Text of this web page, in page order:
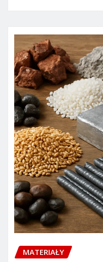
MATERIAŁY